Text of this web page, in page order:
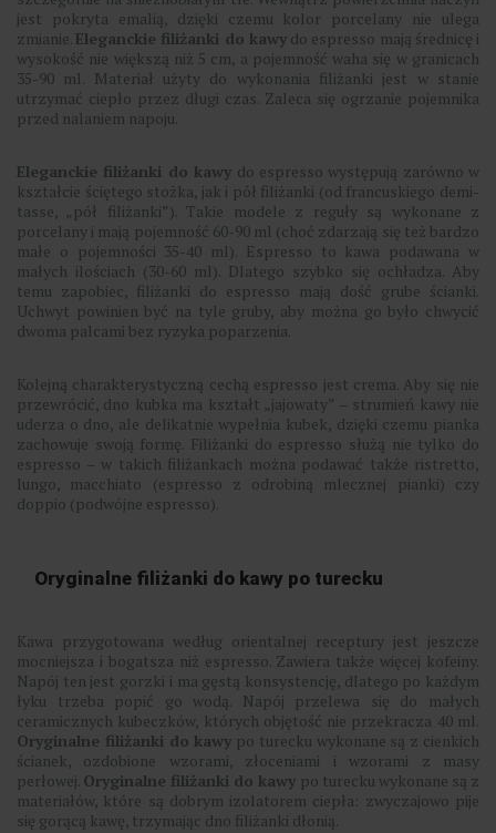
jest pokryta emalią, dzięki czemu kolor porcelany nie ulega
zmianie.Eleganckie filiżanki do kawydo espresso mają średnicę i
wysokość nie większą niż 5 cm, a pojemność waha się w granicach
35-90 ml. Materiał użyty do wykonania filiżanki jest w stanie
utrzymać ciepło przez długi czas. Zaleca się ogrzanie pojemnika
przed nalaniem napoju.
Eleganckie filiżanki do kawy do espresso występują zarówno w
kształcie ściętego stożka, jak i pół filiżanki (od francuskiego demi-
tasse, „pół filiżanki”). Takie modele z reguły są wykonane z
porcelany i mają pojemność 60-90 ml (choć zdarzają się też bardzo
małe o pojemności 35-40 ml). Espresso to kawa podawana w
małych ilościach (30-60 ml). Dlatego szybko się ochładza. Aby
temu zapobiec, filiżanki do espresso mają dość grube ścianki.
Uchwyt powinien być na tyle gruby, aby można go było chwycić
dwoma palcami bez ryzyka poparzenia.
Kolejną charakterystyczną cechą espresso jest crema. Aby się nie
przewrócić, dno kubka ma kształt „jajowaty” – strumień kawy nie
uderza o dno, ale delikatnie wypełnia kubek, dzięki czemu pianka
zachowuje swoją formę. Filiżanki do espresso służą nie tylko do
espresso – w takich filiżankach można podawać także ristretto,
lungo, macchiato (espresso z odrobiną mlecznej pianki) czy
doppio (podwójne espresso).
Oryginalne filiżanki do kawy po turecku
Kawa przygotowana według orientalnej receptury jest jeszcze
mocniejsza i bogatsza niż espresso. Zawiera także więcej kofeiny.
Napój ten jest gorzki i ma gęstą konsystencję, dlatego po każdym
łyku trzeba popić go wodą. Napój przelewa się do małych
ceramicznych kubeczków, których objętość nie przekracza 40 ml.
Oryginalne filiżanki do kawy po turecku wykonane są z cienkich
ścianek, ozdobione wzorami, złoceniami i wzorami z masy
perłowej. Oryginalne filiżanki do kawy po turecku wykonane są z
materiałów, które są dobrym izolatorem ciepła: zwyczajowo pije
się gorącą kawę, trzymając dno filiżanki dłonią.